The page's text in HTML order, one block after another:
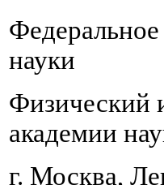
науки
Физический
академии
г. Москва,